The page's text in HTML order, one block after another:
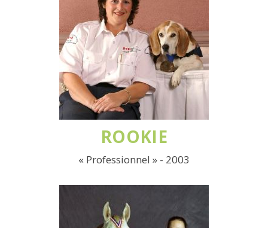
ROOKIE
« Professionnel » - 2003